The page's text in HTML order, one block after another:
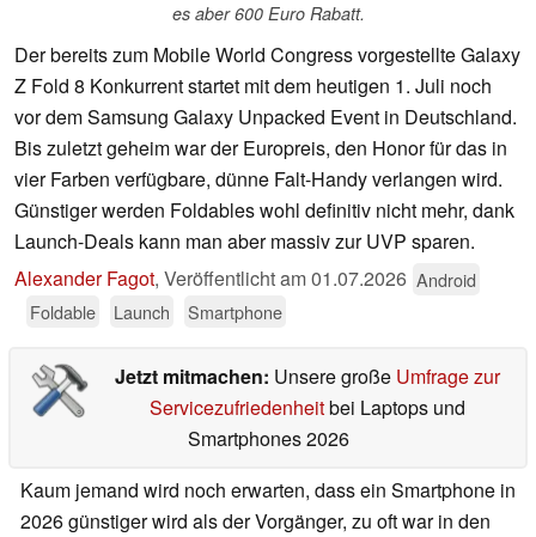
es aber 600 Euro Rabatt.
Der bereits zum Mobile World Congress vorgestellte Galaxy
Z Fold 8 Konkurrent startet mit dem heutigen 1. Juli noch
vor dem Samsung Galaxy Unpacked Event in Deutschland.
Bis zuletzt geheim war der Europreis, den Honor für das in
vier Farben verfügbare, dünne Falt-Handy verlangen wird.
Günstiger werden Foldables wohl definitiv nicht mehr, dank
Launch-Deals kann man aber massiv zur UVP sparen.
Alexander Fagot, Veröffentlicht am01.07.2026 Android
Foldable
Launch Smartphone
Jetzt mitmachen: Unsere große Umfrage zur
Servicezufriedenheitbei Laptops und
Smartphones 2026
Kaum jemand wird noch erwarten, dass ein Smartphone in
2026 günstiger wird als der Vorgänger, zu oft war in den